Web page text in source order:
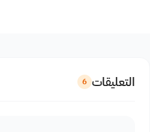
التعليقات 6